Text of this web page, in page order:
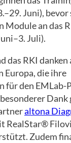
Juni), bevor
Module an das
Juli).
das RKI danken
die ihre
für den EMLab-
Dank
altona
RealStar®
Zudem